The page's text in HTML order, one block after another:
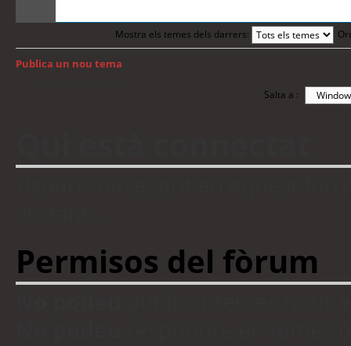
Mostra els temes dels darrers:
Publica un nou tema
Salta a :
Permisos del fòrum